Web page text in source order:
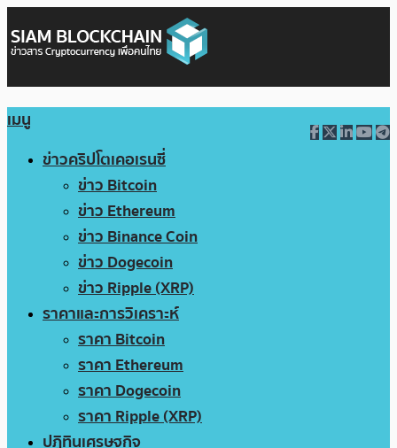
เมนู
ข่าวคริปโตเคอเรนซี่
ข่าว Bitcoin
ข่าว Ethereum
ข่าว Binance Coin
ข่าว Dogecoin
ข่าว Ripple (XRP)
ราคาและการวิเคราะห์
ราคา Bitcoin
ราคา Ethereum
ราคา Dogecoin
ราคา Ripple (XRP)
ปฏิทินเศรษฐกิจ